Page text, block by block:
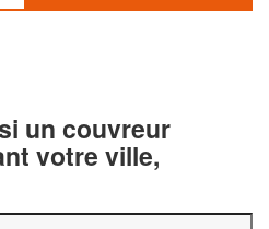
un couvreur
votre ville,